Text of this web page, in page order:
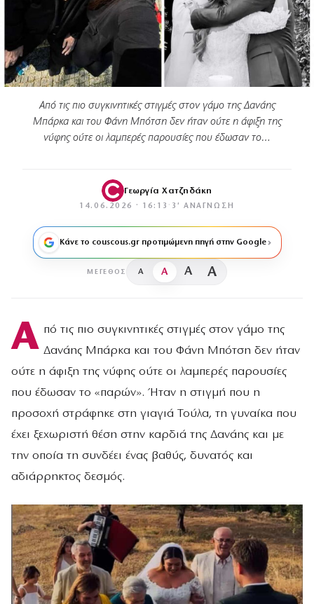
Από τις πιο συγκινητικές στιγμές στον γάμο της Δανάης
Μπάρκα και του Φάνη Μπότση δεν ήταν ούτε η άφιξη της
νύφης ούτε οι λαμπερές παρουσίες που έδωσαν το…
Γεωργία Χατζηδάκη
14.06.2026 · 16:13 · 3′ ΑΝΆΓΝΩΣΗ
Κάνε το couscous.gr προτιμώμενη πηγή στην Google
ΜΈΓΕΘΟΣ A A A A
Α πό τις πιο συγκινητικές στιγμές στον γάμο της
Δανάης Μπάρκα και του Φάνη Μπότση δεν ήταν
ούτε η άφιξη της νύφης ούτε οι λαμπερές παρουσίες
που έδωσαν το «παρών». Ήταν η στιγμή που η
προσοχή στράφηκε στη γιαγιά Τούλα, τη γυναίκα που
έχει ξεχωριστή θέση στην καρδιά της Δανάης και με
την οποία τη συνδέει ένας βαθύς, δυνατός και
αδιάρρηκτος δεσμός.